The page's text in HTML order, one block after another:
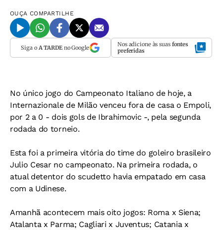
OUÇA COMPARTILHE
Siga o A TARDEno Google Nos adicione às suas fontes
preferidas
No único jogo do Campeonato Italiano de hoje, a
Internazionale de Milão venceu fora de casa o Empoli,
por 2 a 0 - dois gols de Ibrahimovic -, pela segunda
rodada do torneio.
Esta foi a primeira vitória do time do goleiro brasileiro
Julio Cesar no campeonato. Na primeira rodada, o
atual detentor do scudetto havia empatado em casa
com a Udinese.
Amanhã acontecem mais oito jogos: Roma x Siena;
Atalanta x Parma; Cagliari x Juventus; Catania x